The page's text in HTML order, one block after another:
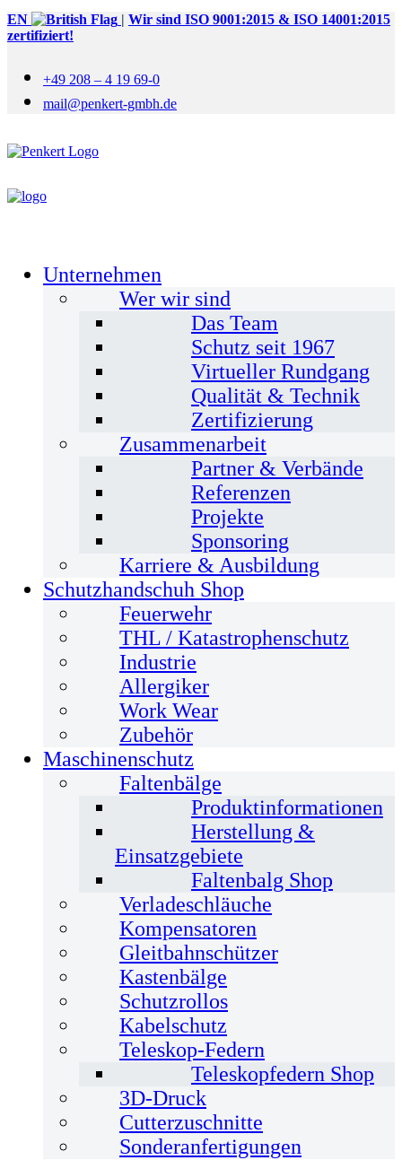
EN | Wir sind ISO 9001:2015 & ISO 14001:2015
zertifiziert!
+49 208 – 4 19 69-0
mail@penkert-gmbh.de
Unternehmen
Wer wir sind
Das Team
Schutz seit 1967
Virtueller Rundgang
Qualität & Technik
Zertifizierung
Zusammenarbeit
Partner & Verbände
Referenzen
Projekte
Sponsoring
Karriere & Ausbildung
Schutzhandschuh Shop
Feuerwehr
THL / Katastrophenschutz
Industrie
Allergiker
Work Wear
Zubehör
Maschinenschutz
Faltenbälge
Produktinformationen
Herstellung &
Einsatzgebiete
Faltenbalg Shop
Verladeschläuche
Kompensatoren
Gleitbahnschützer
Kastenbälge
Schutzrollos
Kabelschutz
Teleskop-Federn
Teleskopfedern Shop
3D-Druck
Cutterzuschnitte
Sonderanfertigungen